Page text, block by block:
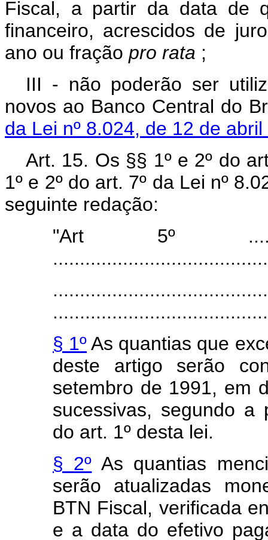
Fiscal, a partir da data de
financeiro, acrescidos de
ano ou fração pro rata ;
III - não poderão ser
novos ao Banco Central do
da Lei nº 8.024, de 12 de
Art. 15. Os §§ 1º e 2º do
1º e 2º do art. 7º da Lei nº
seguinte redação:
"Art 5º
§ 1ºAs quantias que
deste artigo serão
setembro de 1991, em
sucessivas, segundo a
do art. 1º desta lei.
§ 2º As quantias
serão atualizadas
BTN Fiscal, verificada
e a data do efetivo